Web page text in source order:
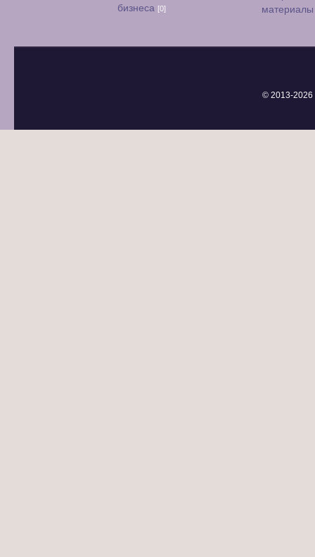
бизнеса [0]
© 2013-2026